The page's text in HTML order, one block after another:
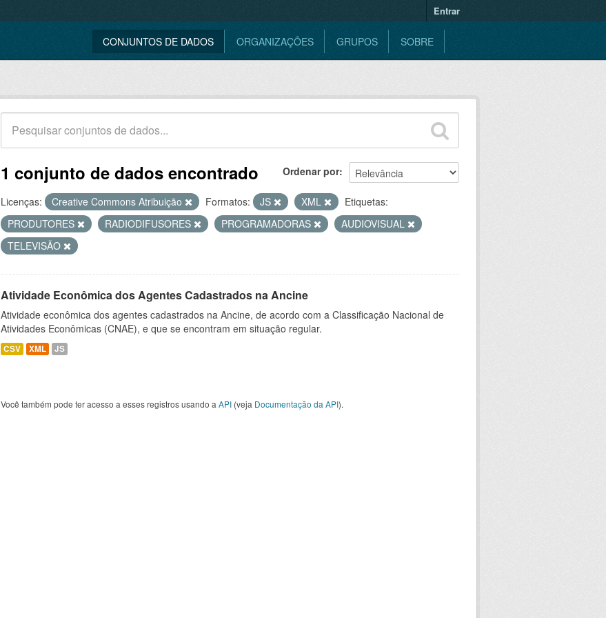
Entrar
CONJUNTOS DE DADOS ORGANIZAÇÕES GRUPOS SOBRE
Ordenar por
1 conjunto de dados encontrado
Licenças: Creative Commons Atribuição Formatos: JS XML
Etiquetas:
PRODUTORES
RADIODIFUSORES PROGRAMADORAS
AUDIOVISUAL
TELEVISÃO
Atividade Econômica dos Agentes Cadastrados na Ancine
Atividade econômica dos agentes cadastrados na Ancine, de acordo com a Classificação Nacional de
Atividades Econômicas (CNAE), e que se encontram em situação regular.
CSV XML JS
Você também pode ter acesso a esses registros usando a API (veja Documentação da API).